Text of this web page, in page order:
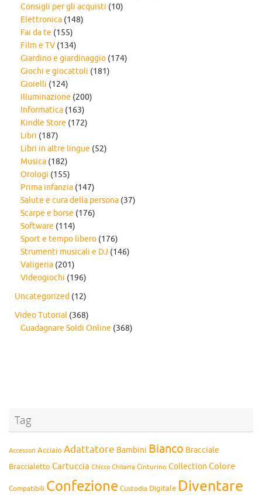
Consigli per gli acquisti (10)
Elettronica (148)
Fai da te (155)
Film e TV (134)
Giardino e giardinaggio (174)
Giochi e giocattoli (181)
Gioielli (124)
Illuminazione (200)
Informatica (163)
Kindle Store (172)
Libri (187)
Libri in altre lingue (52)
Musica (182)
Orologi (155)
Prima infanzia (147)
Salute e cura della persona (37)
Scarpe e borse (176)
Software (114)
Sport e tempo libero (176)
Strumenti musicali e DJ (146)
Valigeria (201)
Videogiochi (196)
Uncategorized (12)
Video Tutorial (368)
Guadagnare Soldi Online (368)
Tag
Accessori Acciaio Adattatore Bambini Bianco Bracciale
Braccialetto Cartuccia Chicco Chitarra Cinturino Collection Colore
Compatibili Confezione Custodia Digitale Diventare